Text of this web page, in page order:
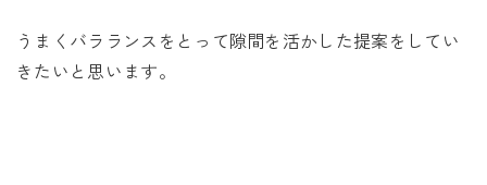
うまくバラランスをとって隙間を活かした提案をしてい
きたいと思います。